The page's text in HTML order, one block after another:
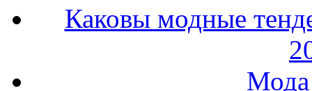
Каковы модные
Мода